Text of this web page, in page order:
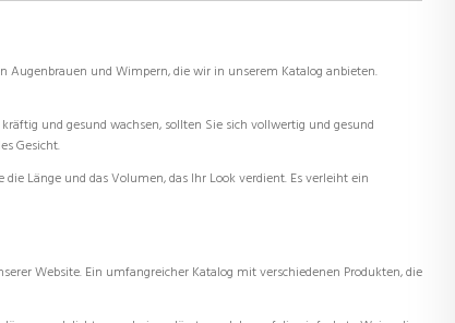
Augenbrauen und Wimpern, die wir in unserem Katalog anbieten.
und gesund wachsen, sollten Sie sich vollwertig und gesund
Gesicht.
Länge und das Volumen, das Ihr Look verdient. Es verleiht ein
Website. Ein umfangreicher Katalog mit verschiedenen Produkten, die